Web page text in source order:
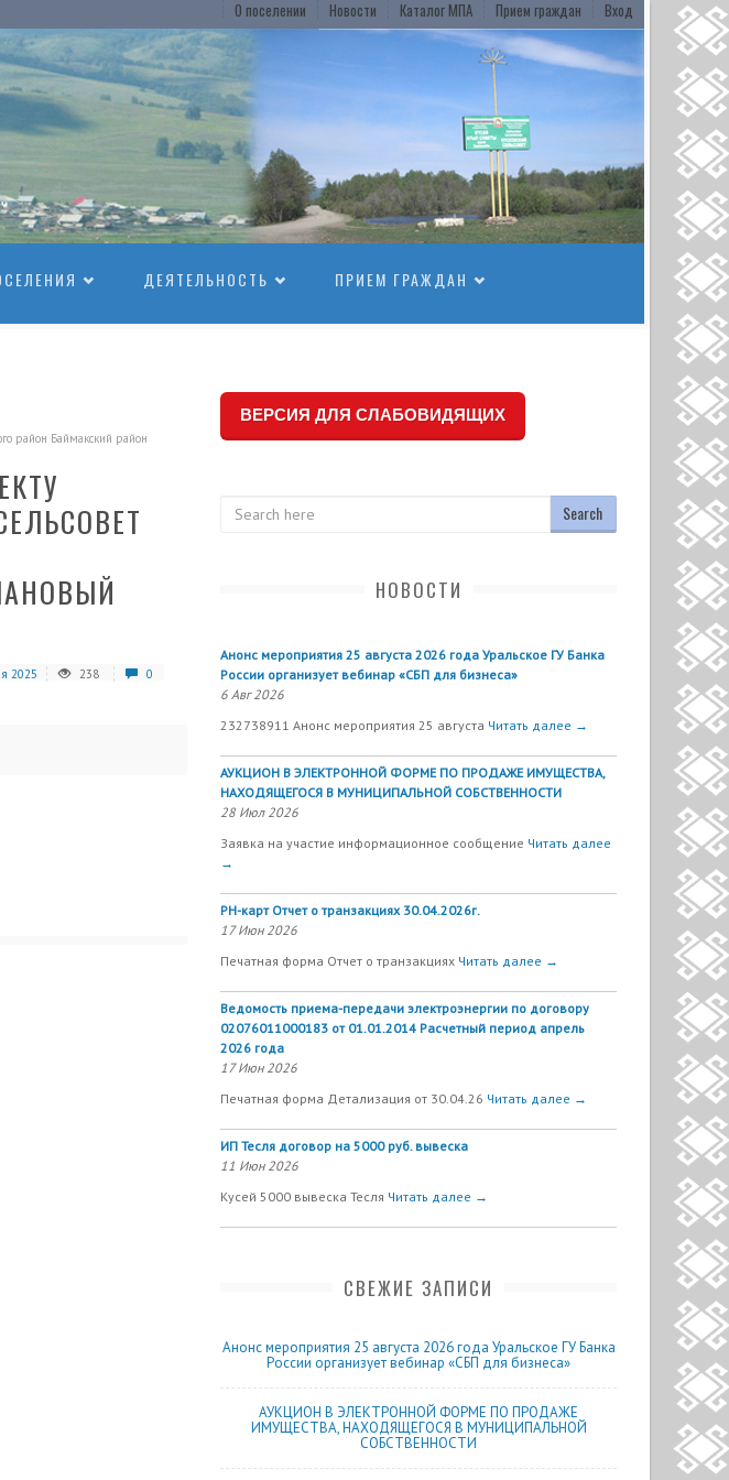
О поселении Новости Каталог МПА Прием граждан Вход
ДЕЯТЕЛЬНОСТЬ ПРИЕМ ГРАЖДАН
район Баймакский район
2025 238 0
ВЕРСИЯ ДЛЯ СЛАБОВИДЯЩИХ
НОВОСТИ
Анонс мероприятия 25 августа 2026 года Уральское ГУ Банка
России организует вебинар «СБП для бизнеса»
6 Авг 2026
232738911 Анонс мероприятия 25 августа Читать далее →
АУКЦИОН В ЭЛЕКТРОННОЙ ФОРМЕ ПО ПРОДАЖЕ ИМУЩЕСТВА,
НАХОДЯЩЕГОСЯ В МУНИЦИПАЛЬНОЙ СОБСТВЕННОСТИ
28 Июл 2026
Заявка на участие информационное сообщение Читать далее
→
РН-карт Отчет о транзакциях 30.04.2026г.
17 Июн 2026
Печатная форма Отчет о транзакциях Читать далее →
Ведомость приема-передачи электроэнергии по договору
02076011000183 от 01.01.2014 Расчетный период апрель
2026 года
17 Июн 2026
Печатная форма Детализация от 30.04.26 Читать далее →
ИП Тесля договор на 5000 руб. вывеска
11 Июн 2026
Кусей 5000 вывеска Тесля Читать далее →
СВЕЖИЕ ЗАПИСИ
Анонс мероприятия 25 августа 2026 года Уральское ГУ Банка
России организует вебинар «СБП для бизнеса»
АУКЦИОН В ЭЛЕКТРОННОЙ ФОРМЕ ПО ПРОДАЖЕ
ИМУЩЕСТВА, НАХОДЯЩЕГОСЯ В МУНИЦИПАЛЬНОЙ
СОБСТВЕННОСТИ